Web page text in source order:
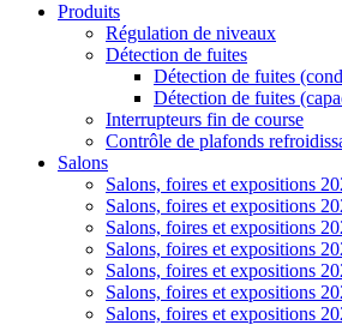
Produits
Régulation de niveaux
Détection de fuites
Détection de fuites
Détection de fuites
Interrupteurs fin de course
Contrôle de plafonds
Salons
Salons, foires et expositions
Salons, foires et expositions
Salons, foires et expositions
Salons, foires et expositions
Salons, foires et expositions
Salons, foires et expositions
Salons, foires et expositions